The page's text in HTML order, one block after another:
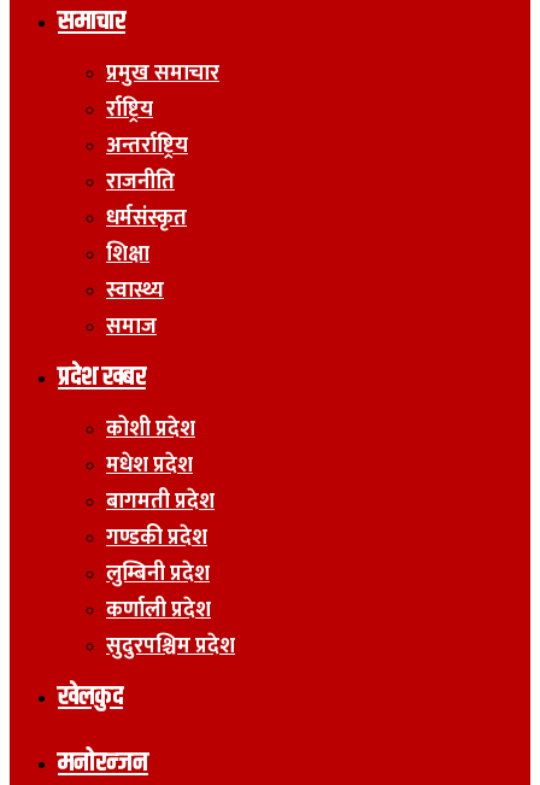
समाचार
प्रमुख समाचार
र्राष्ट्रिय
अन्तर्राष्ट्रिय
राजनीति
धर्मसंस्कृत
शिक्षा
स्वास्थ्य
समाज
प्रदेश खबर
कोशी प्रदेश
मधेश प्रदेश
बागमती प्रदेश
गण्डकी प्रदेश
लुम्बिनी प्रदेश
कर्णाली प्रदेश
सुदुरपश्चिम प्रदेश
खेलकुद
मनोरन्जन